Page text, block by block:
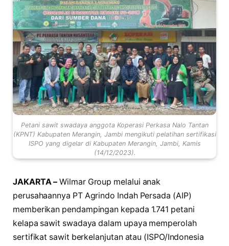
Petani sawit swadaya anggota Koperasi Perkasa Nalo Tantan
(KPNT) Kabupaten Merangin, Jambi mengikuti pelatihan sertifikasi
ISPO yang digelar di Kabupaten Merangin, Jambi, Kamis
(14/12/2023).
JAKARTA – Wilmar Group melalui anak
perusahaannya PT Agrindo Indah Persada (AIP)
memberikan pendampingan kepada 1.741 petani
kelapa sawit swadaya dalam upaya memperolah
sertifikat sawit berkelanjutan atau (ISPO/Indonesia